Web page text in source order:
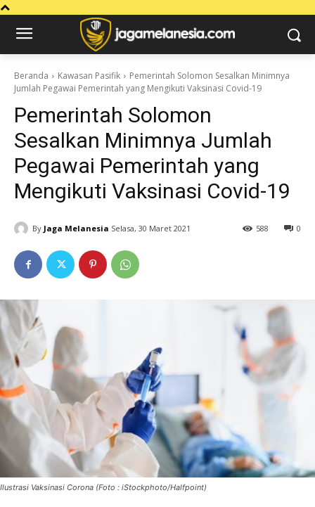
Beranda Kawasan Pasifik
Pemerintah Solomon Sesalkan Minimnya
Jumlah Pegawai Pemerintah yang Mengikuti Vaksinasi Covid-19
Pemerintah Solomon
Sesalkan Minimnya Jumlah
Pegawai Pemerintah yang
Mengikuti Vaksinasi Covid-19
By Jaga Melanesia Selasa, 30 Maret 2021 0
588
Ilustrasi Vaksinasi Corona (Foto : iStockphoto/Halfpoint)